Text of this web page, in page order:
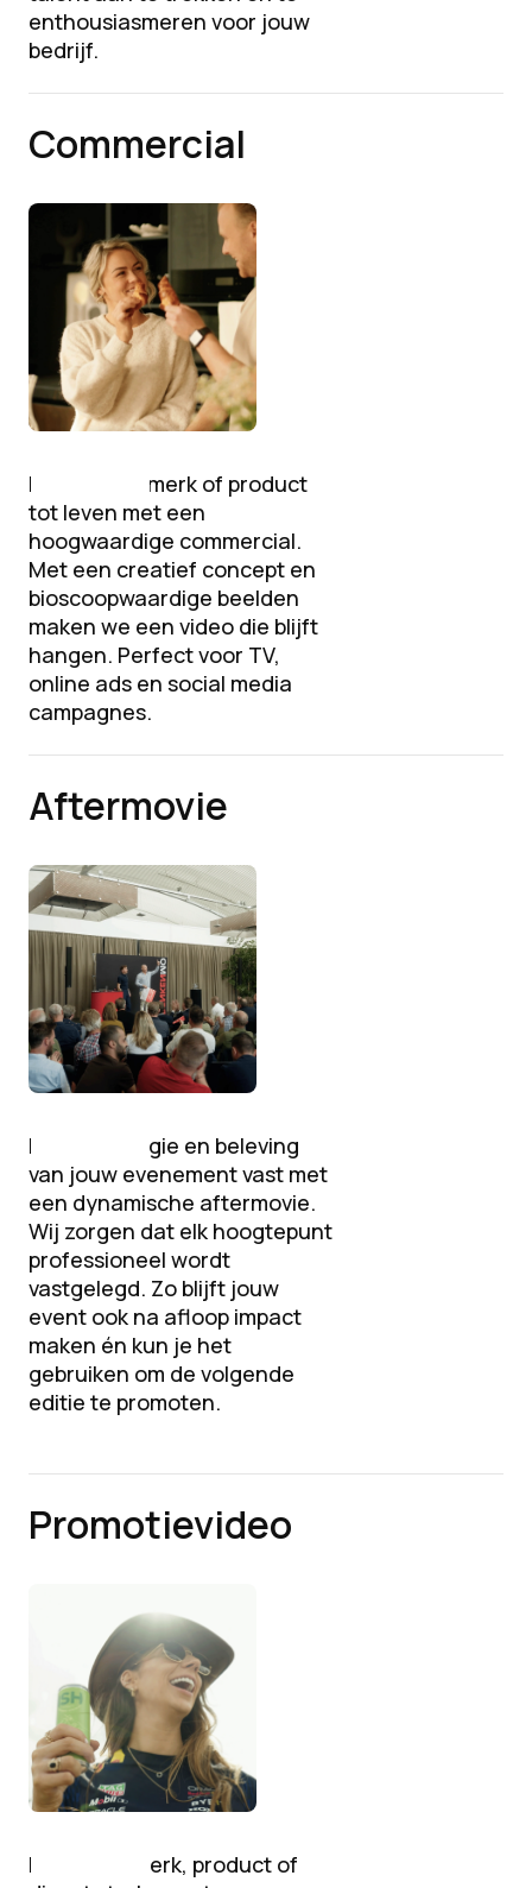
enthousiasmeren voor jouw
bedrijf.
Commercial
Breng jouw merk of product
tot leven met een
hoogwaardige commercial.
Met een creatief concept en
bioscoopwaardige beelden
maken we een video die blijft
hangen. Perfect voor TV,
online ads en social media
campagnes.
Aftermovie
Leg de energie en beleving
van jouw evenement vast met
een dynamische aftermovie.
Wij zorgen dat elk hoogtepunt
professioneel wordt
vastgelegd. Zo blijft jouw
event ook na afloop impact
maken én kun je het
gebruiken om de volgende
editie te promoten.
Promotievideo
Laat jouw merk, product of